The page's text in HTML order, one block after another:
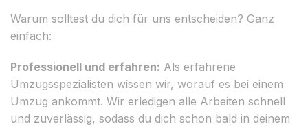
Warum solltest du dich für uns entscheiden? Ganz
einfach:
Professionell und erfahren: Als erfahrene
Umzugsspezialisten wissen wir, worauf es bei einem
Umzug ankommt. Wir erledigen alle Arbeiten schnell
und zuverlässig, sodass du dich schon bald in deinem